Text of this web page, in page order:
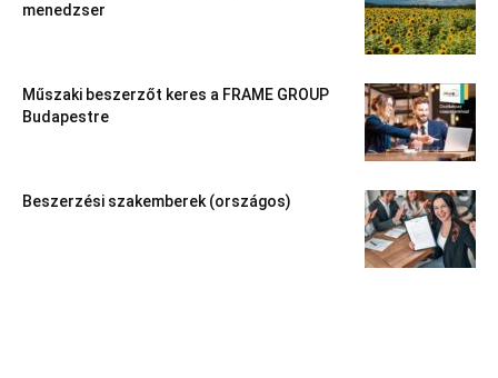
menedzser
Műszaki beszerzőt keres a FRAME GROUP
Budapestre
Beszerzési szakemberek (országos)